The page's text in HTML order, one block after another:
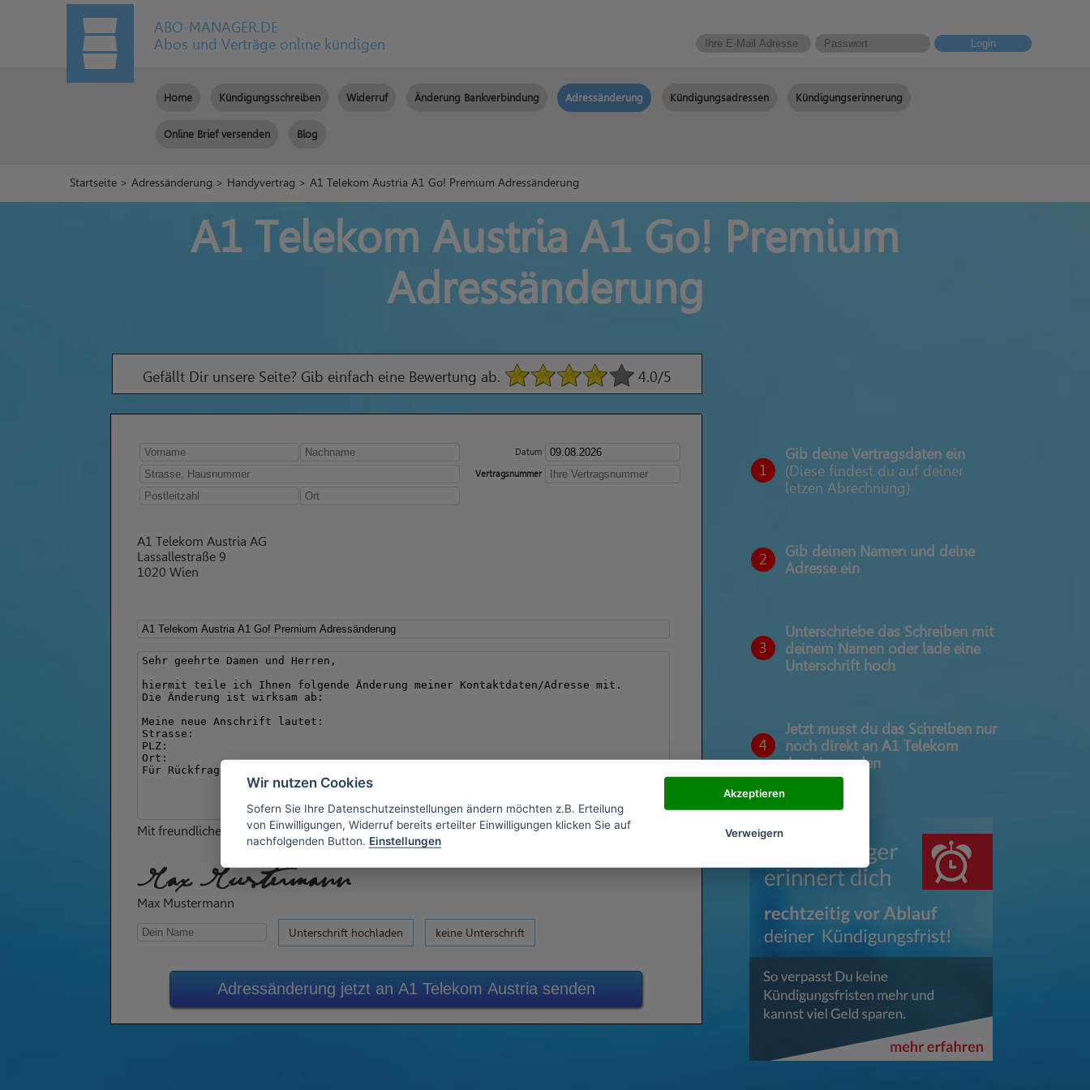
ABO-MANAGER.DE
Abos und Verträge online kündigen
Login
Home Kündigungsschreiben Widerruf Änderung Bankverbindung Adressänderung Kündigungsadressen Kündigungserinnerung
Online Brief versenden Blog
Startseite >Adressänderung > Handyvertrag > A1 Telekom Austria A1 Go! Premium Adressänderung
A1 Telekom Austria A1 Go! Premium
Adressänderung
Gefällt Dir unsere Seite? Gib einfach eine Bewertung ab. 4.0/5
Datum
Vertragsnummer
A1 Telekom Austria AG
Lassallestraße 9
1020 Wien
Mit freundlichen Grüßen
Max Mustermann
Max Mustermann
Unterschrift hochladen keine Unterschrift
Adressänderung jetzt an A1 Telekom Austria senden
1
Gib deine Vertragsdaten ein
(Diese findest du auf deiner
letzen Abrechnung)
2
Gib deinen Namen und deine
Adresse ein
3
Unterschriebe das Schreiben mit
deinem Namen oder lade eine
Unterschrift hoch
4
Jetzt musst du das Schreiben nur
noch direkt an A1 Telekom
Austria senden
Wir nutzen Cookies
Sofern Sie Ihre Datenschutzeinstellungen ändern möchten z.B. Erteilung
von Einwilligungen, Widerruf bereits erteilter Einwilligungen klicken Sie auf
nachfolgenden Button. Einstellungen
Akzeptieren
Verweigern